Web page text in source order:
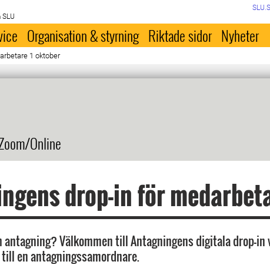
Organisation & styrning Riktade sidor Nyheter
1 oktober
Online
drop-in för
antagning? Välkommen till Antagningens digitala drop-in
en antagningssamordnare.